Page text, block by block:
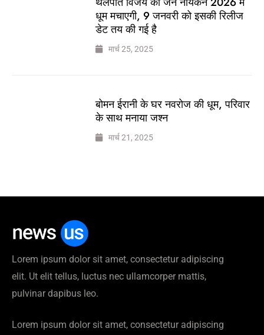
धूम मचाएगी, 9 जनवरी को इसकी रिलीज
डेट तय की गई है
मार्च 25, 2025
बोमन ईरानी के घर नवरोज की धूम, परिवार
के साथ मनाया जश्न
मार्च 21, 2025
Lorem ipsum dolor sit amet, consectetur adipiscing
elit. Ut elit tellus, luctus nec ullamcorper mattis,
pulvinar dapibus leo.
Lorem ipsum dolor sit amet, consectetur adipiscing